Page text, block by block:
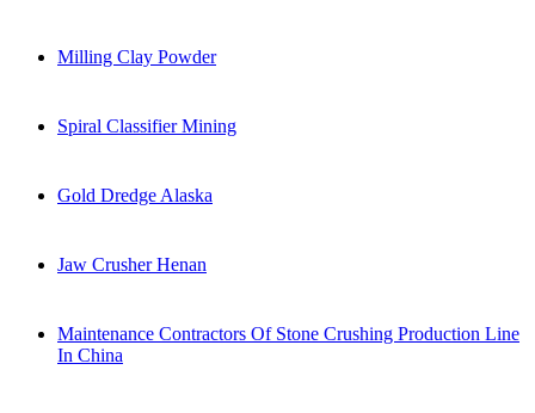
Milling Clay Powder
Spiral Classifier Mining
Gold Dredge Alaska
Jaw Crusher Henan
Maintenance Contractors Of Stone Crushing Production Line
In China